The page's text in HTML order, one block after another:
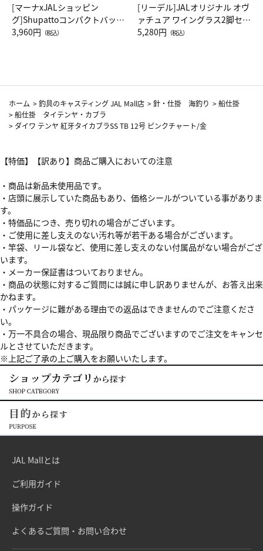
[マーナxJALショッピン
グ]Shupattoコンパクトバッグ
Drop JAL客室乗務員（LC）ス
3,960円 （税込）
[リーデル]JALオリジナル オヴ
ァチュア ワイングラス2脚セッ
ト（レッドワイン）
5,280円 （税込）
ホーム >釣具のキャスティング JAL Mall店 >針・仕掛 海釣り >船仕掛
>船仕掛 タイテンヤ・カブラ
> ダイワ テンヤ 紅牙タイカブラSS TB 12号 ピンクチャート/金
【特価】【訳あり】商品ご購入においての注意
・商品は新品未使用品です。
・店頭に展示していた商品もあり、価格シールがついている事がありま
す。
・特価品につき、売り切れの場合がございます。
・ご使用に差し支えのない汚れ等が若干ある場合がございます。
・竿袋、リール袋など、使用に差し支えのない付属品がない場合がござ
います。
・メーカー保証書はついておりません。
・商品の状態に対するご質問には誠に申し訳ありませんが、お答え出来
かねます。
・パッケージに難がある理由での返品はできませんのでご注意くださ
い。
・万一不具合の場合、現品限り商品でございますのでご注文をキャンセ
ルとさせていただきます。
※上記ご了承の上ご購入をお願いいたします。
JAL Mallとは
ご利用ガイド
操作ガイド
よくあるご質問・お問い合わせ